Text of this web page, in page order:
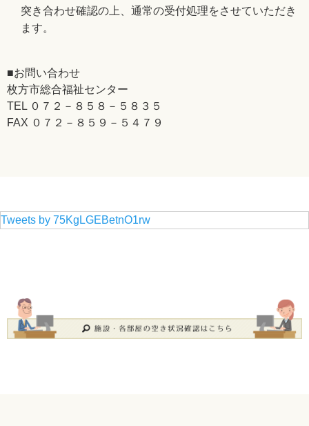
突き合わせ確認の上、通常の受付処理をさせていただき
ます。
■お問い合わせ
枚方市総合福祉センター
TEL ０７２－８５８－５８３５
FAX ０７２－８５９－５４７９
Tweets by 75KgLGEBetnO1rw